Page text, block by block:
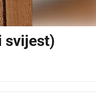
svijest)